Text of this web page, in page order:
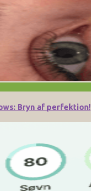
Bryn af perfektion!